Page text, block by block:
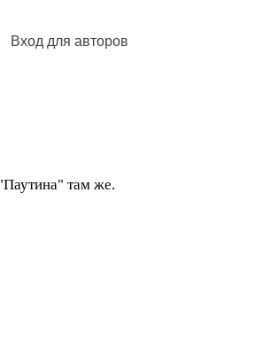
Вход для авторов
там же.